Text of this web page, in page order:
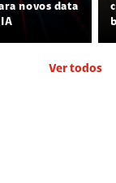
novos data
Ver todos